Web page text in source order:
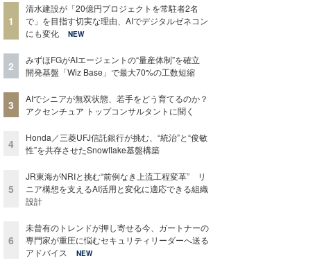
1
清水建設が「20億円プロジェクトを常駐者2名
で」を目指す切実な理由、AIでデジタルゼネコン
にも変化
NEW
2
みずほFGがAIエージェントの“量産体制”を確立
開発基盤「Wiz Base」で最大70%の工数短縮
3
AIでシニアが無双状態、若手をどう育てるのか？
アクセンチュア トップコンサルタントに聞く
4
Honda／三菱UFJ信託銀行が挑む、“統治”と“俊敏
性”を共存させたSnowflake基盤構築
5
JR東海がNRIと挑む“前例なき上流工程変革” リ
ニア構想を支えるAI活用と変化に適応できる組織
設計
6
未曾有のトレンドが押し寄せる今、ガートナーの
専門家が重圧に悩むセキュリティリーダーへ送る
アドバイス
NEW